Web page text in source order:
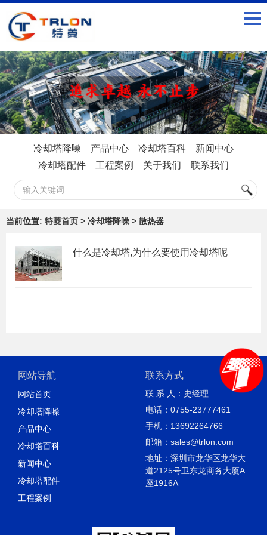
冷却塔降噪 产品中心 冷却塔百科
新闻中心
冷却塔配件
工程案例 关于我们 联系我们
当前位置: 特菱首页 > 冷却塔降噪 > 散热器
什么是冷却塔,为什么要使用冷却塔呢
网站导航
网站首页
冷却塔降噪
产品中心
冷却塔百科
新闻中心
冷却塔配件
工程案例
联系方式
联 系 人：史经理
电话：0755-23777461
手机：13692264766
邮箱：sales@trlon.com
地址：深圳市龙华区龙华大
道2125号卫东龙商务大厦A
座1916A